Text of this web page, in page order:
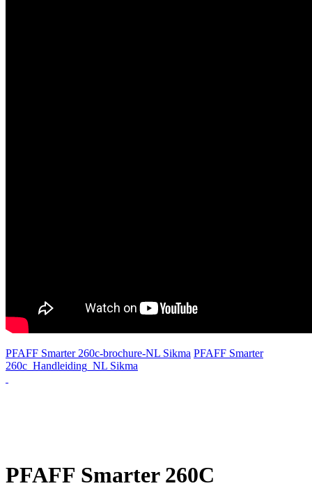
PFAFF Smarter 260c-brochure-NL Sikma PFAFF Smarter
260c_Handleiding_NL Sikma
PFAFF Smarter 260C